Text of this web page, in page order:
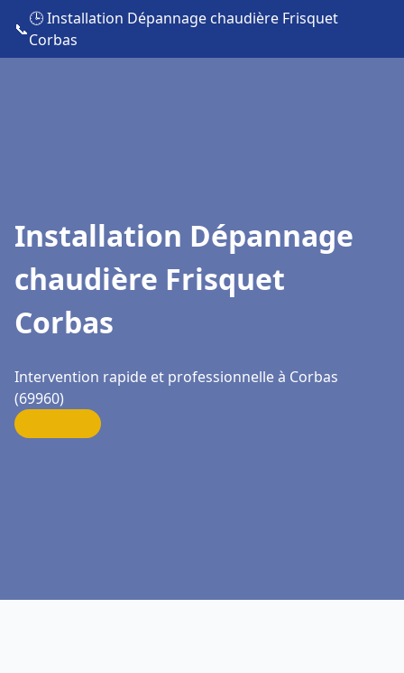
📞
🕒 Installation Dépannage chaudière Frisquet
Corbas
Installation Dépannage
chaudière Frisquet
Corbas
Intervention rapide et professionnelle à Corbas
(69960)